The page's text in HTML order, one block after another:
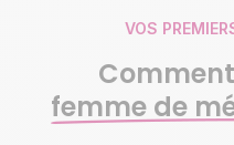
VOS
femme de